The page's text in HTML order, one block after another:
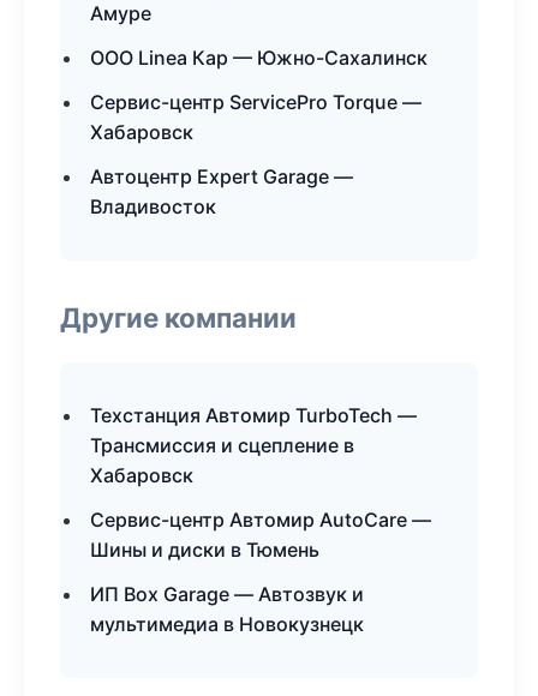
Амуре
ООО Linea Кар — Южно-Сахалинск
Сервис-центр ServicePro Torque —
Хабаровск
Автоцентр Expert Garage —
Владивосток
Другие компании
Техстанция Автомир TurboTech —
Трансмиссия и сцепление в
Хабаровск
Сервис-центр Автомир AutoCare —
Шины и диски в Тюмень
ИП Box Garage — Автозвук и
мультимедиа в Новокузнецк